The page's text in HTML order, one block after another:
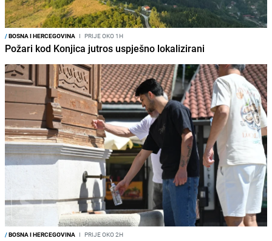
/BOSNA I HERCEGOVINA I PRIJE OKO 1H
Požari kod Konjica jutros uspješno lokalizirani
/BOSNA I HERCEGOVINA I PRIJE OKO 2H